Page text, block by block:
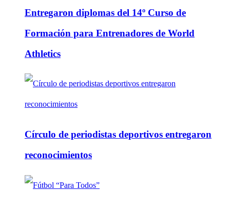
Entregaron diplomas del 14º Curso de
Formación para Entrenadores de World
Athletics
Círculo de periodistas deportivos entregaron
reconocimientos